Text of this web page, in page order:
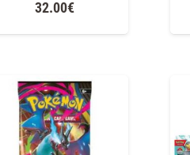
32.00€